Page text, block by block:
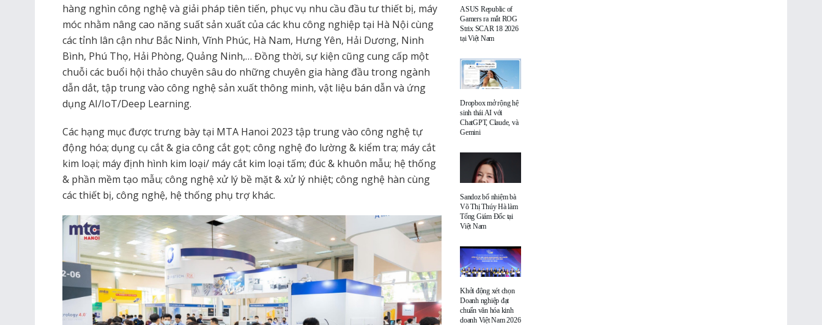
hàng nghìn công nghệ và giải pháp tiên tiến, phục vụ nhu cầu đầu tư thiết bị, máy
móc nhằm nâng cao năng suất sản xuất của các khu công nghiệp tại Hà Nội cùng
các tỉnh lân cận như Bắc Ninh, Vĩnh Phúc, Hà Nam, Hưng Yên, Hải Dương, Ninh
Bình, Phú Thọ, Hải Phòng, Quảng Ninh,… Đồng thời, sự kiện cũng cung cấp một
chuỗi các buổi hội thảo chuyên sâu do những chuyên gia hàng đầu trong ngành
dẫn dắt, tập trung vào công nghệ sản xuất thông minh, vật liệu bán dẫn và ứng
dụng AI/IoT/Deep Learning.
Các hạng mục được trưng bày tại MTA Hanoi 2023 tập trung vào công nghệ tự
động hóa; dụng cụ cắt & gia công cắt gọt; công nghệ đo lường & kiểm tra; máy cắt
kim loại; máy định hình kim loại/ máy cắt kim loại tấm; đúc & khuôn mẫu; hệ thống
& phần mềm tạo mẫu; công nghệ xử lý bề mặt & xử lý nhiệt; công nghệ hàn cùng
các thiết bị, công nghệ, hệ thống phụ trợ khác.
ASUS Republic of
Gamers ra mắt ROG
Strix SCAR 18 2026
tại Việt Nam
Dropbox mở rộng hệ
sinh thái AI với
ChatGPT, Claude, và
Gemini
Sandoz bổ nhiệm bà
Võ Thị Thúy Hà làm
Tổng Giám Đốc tại
Việt Nam
Khởi động xét chọn
Doanh nghiệp đạt
chuẩn văn hóa kinh
doanh Việt Nam 2026